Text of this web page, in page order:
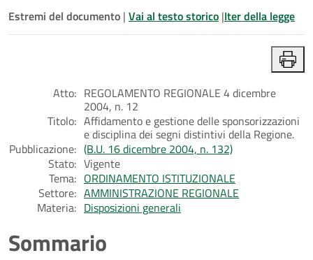
Estremi del documento | Vai al testo storico |Iter della legge
Atto: REGOLAMENTO REGIONALE 4 dicembre
2004, n. 12
Titolo: Affidamento e gestione delle sponsorizzazioni
e disciplina dei segni distintivi della Regione.
Pubblicazione: (B.U. 16 dicembre 2004, n. 132)
Stato: Vigente
Tema: ORDINAMENTO ISTITUZIONALE
Settore: AMMINISTRAZIONE REGIONALE
Materia: Disposizioni generali
Sommario